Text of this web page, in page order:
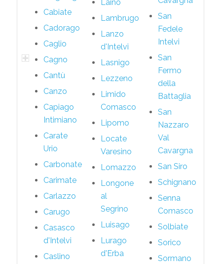
Cabiate
Cadorago
Caglio
Cagno
Cantù
Canzo
Capiago
Intimiano
Carate
Urio
Carbonate
Carimate
Carlazzo
Carugo
Casasco
d'Intelvi
Caslino
Laino
Lambrugo
Lanzo
d'Intelvi
Lasnigo
Lezzeno
Limido
Comasco
Lipomo
Locate
Varesino
Lomazzo
Longone
al
Segrino
Luisago
Lurago
d'Erba
San
Fedele
Intelvi
San
Fermo
della
Battaglia
San
Nazzaro
Val
Cavargna
San Siro
Schignano
Senna
Comasco
Solbiate
Sorico
Sormano